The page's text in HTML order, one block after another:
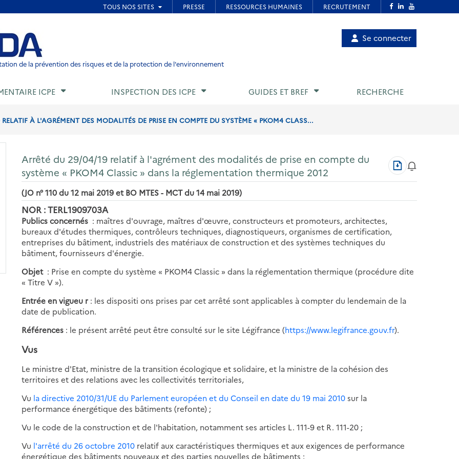
de page
de la prévention des risques et de la protection de l'environnement
Menu
utilisateur
Se connecter
ICPE INSPECTION DES ICPE GUIDES ET BREF RECHERCHE
À L'AGRÉMENT DES MODALITÉS DE PRISE EN COMPTE DU SYSTÈME « PKOM4 CLASS...
Arrêté du 29/04/19 relatif à l'agrément des modalités de prise en compte du
système « PKOM4 Classic » dans la réglementation thermique 2012
Télécharger
au
format
(JO n° 110 du 12 mai 2019 et BO MTES - MCT du 14 mai 2019)
NOR : TERL1909703A
Publics concernés : maîtres d'ouvrage, maîtres d'œuvre, constructeurs et promoteurs, architectes,
bureaux d'études thermiques, contrôleurs techniques, diagnostiqueurs, organismes de certification,
entreprises du bâtiment, industriels des matériaux de construction et des systèmes techniques du
bâtiment, fournisseurs d'énergie.
Objet : Prise en compte du système « PKOM4 Classic » dans la réglementation thermique (procédure dite
« Titre V »).
Entrée en vigueu r : les dispositi ons prises par cet arrêté sont applicables à compter du lendemain de la
date de publication.
Références : le présent arrêté peut être consulté sur le site Légifrance (https://www.legifrance.gouv.fr).
Vus
Le ministre d'Etat, ministre de la transition écologique et solidaire, et la ministre de la cohésion des
territoires et des relations avec les collectivités territoriales,
Vu la directive 2010/31/UE du Parlement européen et du Conseil en date du 19 mai 2010sur la
performance énergétique des bâtiments (refonte) ;
Vu le code de la construction et de l'habitation, notamment ses articles L. 111-9 et R. 111-20 ;
Vu l'arrêté du 26 octobre 2010 relatif aux caractéristiques thermiques et aux exigences de performance
énergétique des bâtiments nouveaux et des parties nouvelles de bâtiments ;